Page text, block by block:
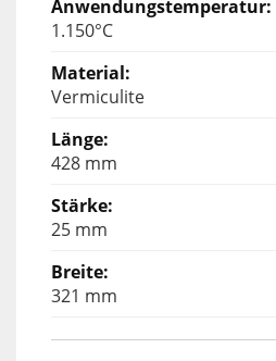
1.150°C
Vermiculite
428 mm
25 mm
321 mm